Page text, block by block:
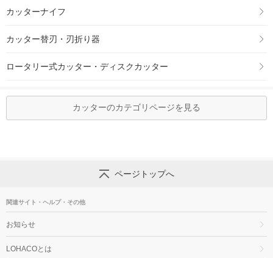
カッターナイフ
カッター替刃・刃折り器
ロータリー式カッター・ディスクカッター
カッターのカテゴリページを見る
ページトップへ
関連サイト・ヘルプ・その他
お知らせ
LOHACOとは